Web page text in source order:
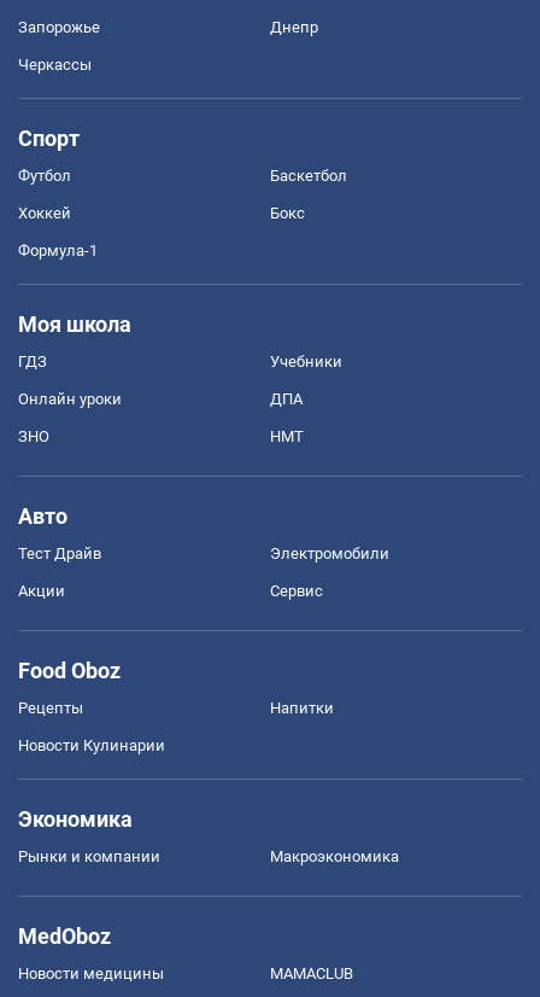
Запорожье Днепр
Черкассы
Спорт
Футбол Баскетбол
Хоккей Бокс
Формула-1
Моя школа
ГДЗ Учебники
Онлайн уроки ДПА
ЗНО НМТ
Авто
Тест Драйв Электромобили
Акции Сервис
Food Oboz
Рецепты Напитки
Новости Кулинарии
Экономика
Рынки и компании Mакроэкономика
MedOboz
Новости медицины MAMACLUB